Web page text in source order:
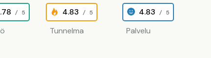
/ 5 4.83 / 5
Tunnelma
4.83 / 5
Palvelu